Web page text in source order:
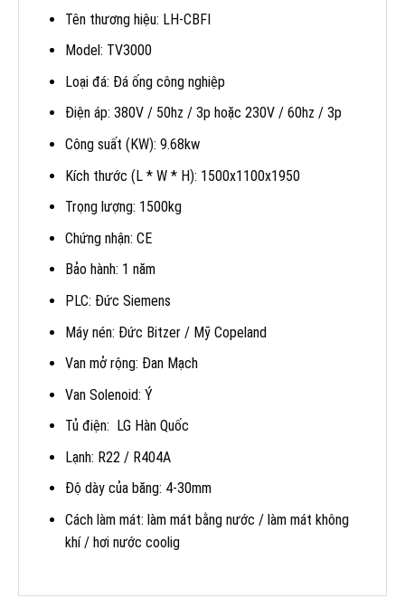
Tên thương hiệu: LH-CBFI
Model: TV3000
Loại đá: Đá ống công nghiệp
Điện áp: 380V / 50hz / 3p hoặc 230V / 60hz / 3p
Công suất (KW): 9.68kw
Kích thước (L * W * H): 1500x1100x1950
Trọng lượng: 1500kg
Chứng nhận: CE
Bảo hành: 1 năm
PLC: Đức Siemens
Máy nén: Đức Bitzer / Mỹ Copeland
Van mở rộng: Đan Mạch
Van Solenoid: Ý
Tủ điện: LG Hàn Quốc
Lạnh: R22 / R404A
Độ dày của băng: 4-30mm
Cách làm mát: làm mát bằng nước / làm mát không
khí / hơi nước coolig